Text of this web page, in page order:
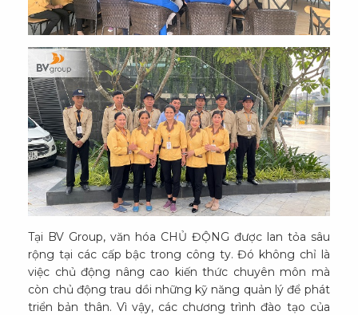
Tại BV Group, văn hóa CHỦ ĐỘNG được lan tỏa sâu
rộng tại các cấp bậc trong công ty. Đó không chỉ là
việc chủ động nâng cao kiến thức chuyên môn mà
còn chủ động trau dồi những kỹ năng quản lý để phát
triển bản thân. Vì vậy, các chương trình đào tạo của